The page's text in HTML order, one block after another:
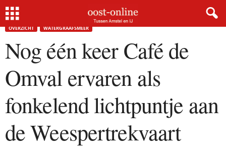
Home Nog één keer Café de Omval ervaren als fonkelend lichtpuntje aan de...
OVERZICHT WATERGRAAFSMEER
Nog één keer Café de
Omval ervaren als
fonkelend lichtpuntje aan
de Weespertrekvaart